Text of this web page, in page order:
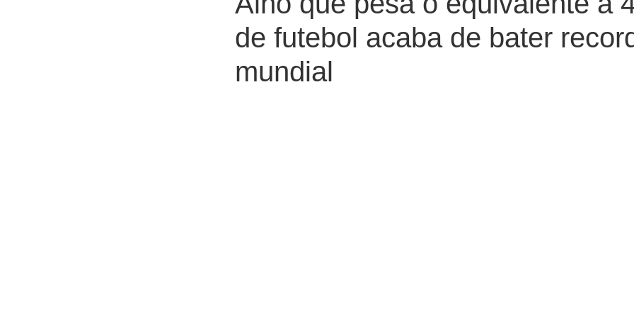
de futebol acaba de bater
mundial